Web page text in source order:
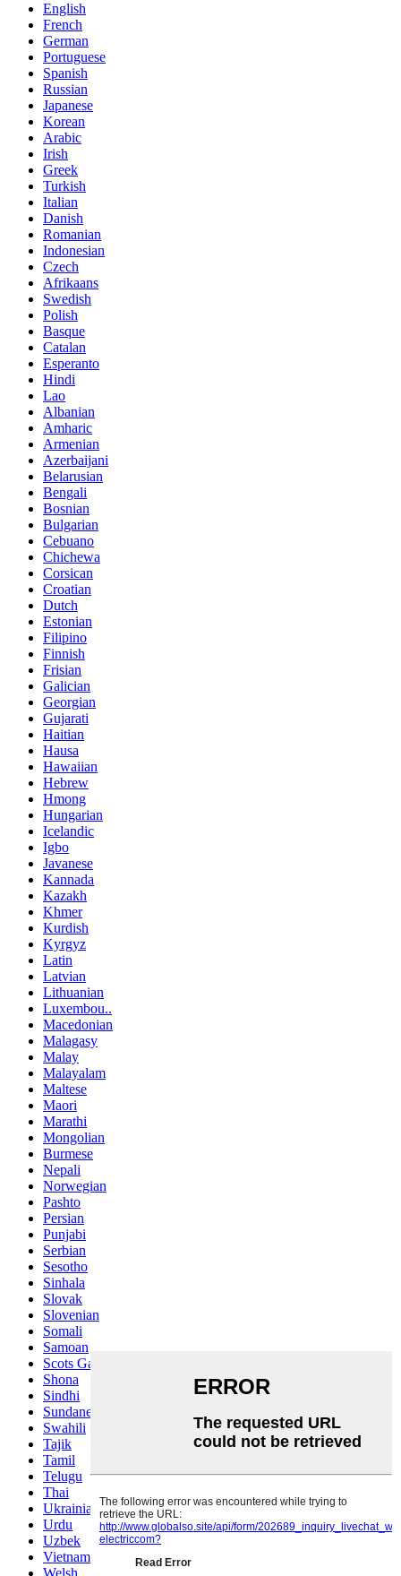
English
French
German
Portuguese
Spanish
Russian
Japanese
Korean
Arabic
Irish
Greek
Turkish
Italian
Danish
Romanian
Indonesian
Czech
Afrikaans
Swedish
Polish
Basque
Catalan
Esperanto
Hindi
Lao
Albanian
Amharic
Armenian
Azerbaijani
Belarusian
Bengali
Bosnian
Bulgarian
Cebuano
Chichewa
Corsican
Croatian
Dutch
Estonian
Filipino
Finnish
Frisian
Galician
Georgian
Gujarati
Haitian
Hausa
Hawaiian
Hebrew
Hmong
Hungarian
Icelandic
Igbo
Javanese
Kannada
Kazakh
Khmer
Kurdish
Kyrgyz
Latin
Latvian
Lithuanian
Luxembou..
Macedonian
Malagasy
Malay
Malayalam
Maltese
Maori
Marathi
Mongolian
Burmese
Nepali
Norwegian
Pashto
Persian
Punjabi
Serbian
Sesotho
Sinhala
Slovak
Slovenian
Somali
Samoan
Scots Gaelic
Shona
Sindhi
Sundanese
Swahili
Tajik
Tamil
Telugu
Thai
Ukrainian
Urdu
Uzbek
Vietnamese